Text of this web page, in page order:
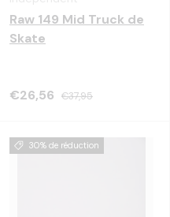
Raw 149 Mid Truck de
Skate
€26,56 €37,95
30% de réduction